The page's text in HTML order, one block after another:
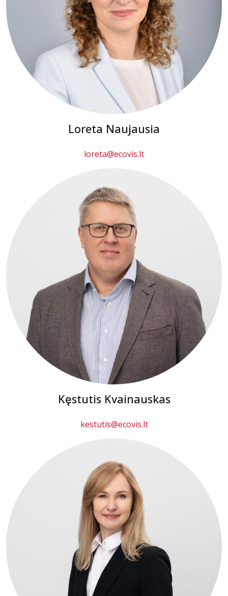
Loreta Naujausia
loreta@ecovis.lt
Kęstutis Kvainauskas
kestutis@ecovis.lt